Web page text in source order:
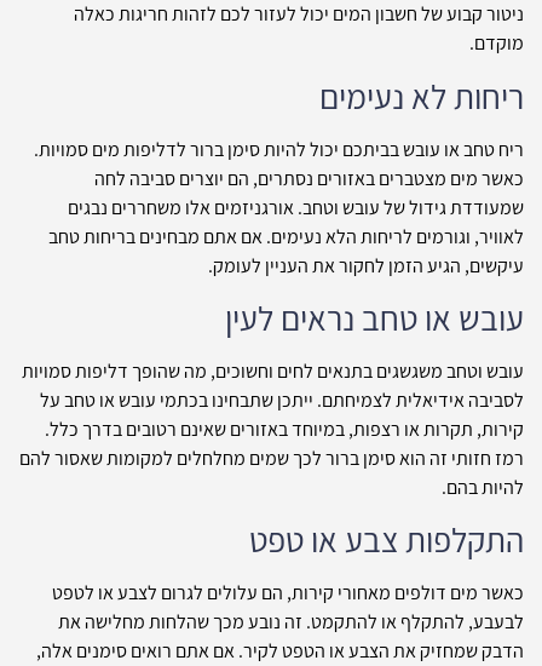
ניטור קבוע של חשבון המים יכול לעזור לכם לזהות חריגות כאלה
מוקדם.
ריחות לא נעימים
ריח טחב או עובש בביתכם יכול להיות סימן ברור לדליפות מים סמויות.
כאשר מים מצטברים באזורים נסתרים, הם יוצרים סביבה לחה
שמעודדת גידול של עובש וטחב. אורגניזמים אלו משחררים נבגים
לאוויר, וגורמים לריחות הלא נעימים. אם אתם מבחינים בריחות טחב
עיקשים, הגיע הזמן לחקור את העניין לעומק.
עובש או טחב נראים לעין
עובש וטחב משגשגים בתנאים לחים וחשוכים, מה שהופך דליפות סמויות
לסביבה אידיאלית לצמיחתם. ייתכן שתבחינו בכתמי עובש או טחב על
קירות, תקרות או רצפות, במיוחד באזורים שאינם רטובים בדרך כלל.
רמז חזותי זה הוא סימן ברור לכך שמים מחלחלים למקומות שאסור להם
להיות בהם.
התקלפות צבע או טפט
כאשר מים דולפים מאחורי קירות, הם עלולים לגרום לצבע או לטפט
לבעבע, להתקלף או להתקמט. זה נובע מכך שהלחות מחלישה את
הדבק שמחזיק את הצבע או הטפט לקיר. אם אתם רואים סימנים אלה,